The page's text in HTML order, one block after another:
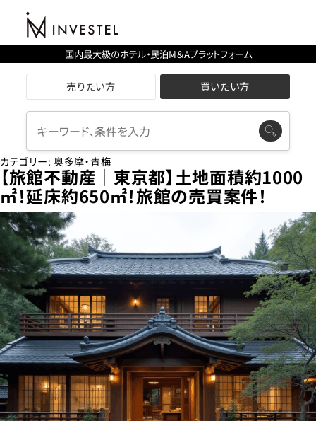
国内最大級のホテル・民泊M＆Aプラットフォーム
売りたい方 買いたい方
カテゴリー: 奥多摩・青梅
【旅館不動産｜東京都】土地面積約1000
㎡！延床約650㎡！旅館の売買案件！